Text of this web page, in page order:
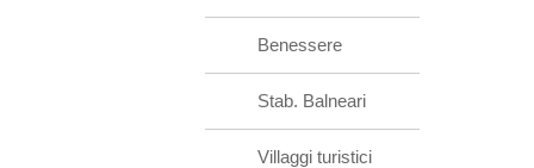
Benessere
Stab. Balneari
Villaggi turistici